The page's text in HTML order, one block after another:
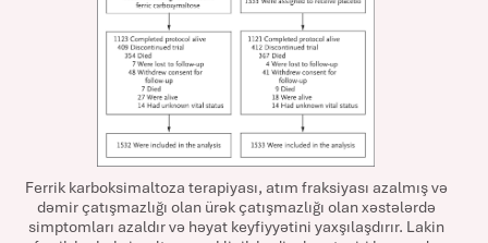
Ferrik karboksimaltoza terapiyası, atım fraksiyası azalmış və
dəmir çatışmazlığı olan ürək çatışmazlığı olan xəstələrdə
simptomları azaldır və həyat keyfiyyətini yaxşılaşdırır. Lakin